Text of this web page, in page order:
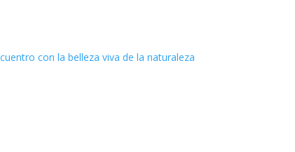
con la belleza viva de la naturaleza